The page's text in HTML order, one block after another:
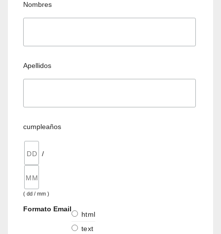
Nombres
Apellidos
cumpleaños
/
( dd / mm )
Formato Email
html
text